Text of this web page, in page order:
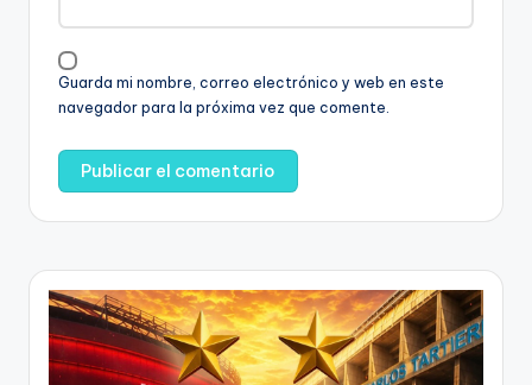
Guarda mi nombre, correo electrónico y web en este
navegador para la próxima vez que comente.